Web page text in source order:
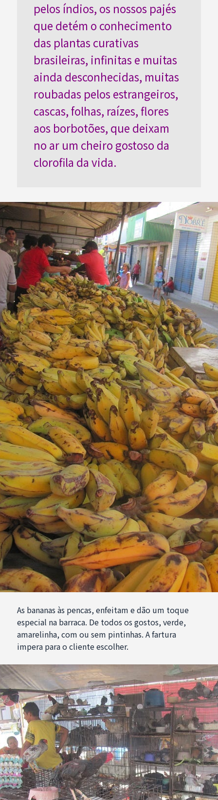
pelos índios, os nossos pajés
que detém o conhecimento
das plantas curativas
brasileiras, infinitas e muitas
ainda desconhecidas, muitas
roubadas pelos estrangeiros,
cascas, folhas, raízes, flores
aos borbotões, que deixam
no ar um cheiro gostoso da
clorofila da vida.
As bananas às pencas, enfeitam e dão um toque
especial na barraca. De todos os gostos, verde,
amarelinha, com ou sem pintinhas. A fartura
impera para o cliente escolher.